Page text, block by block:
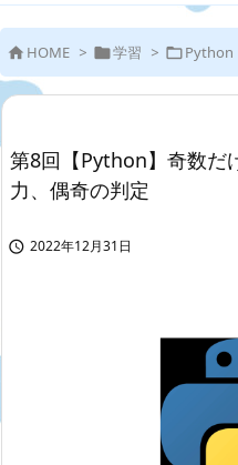
 HOME > 学習 > Python
第8回【Python】奇数だ
力、偶奇の判定
 2022年12月31日